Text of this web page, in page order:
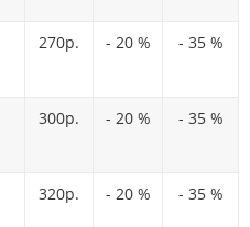
270р. - 20 % - 35 %
300р. - 20 % - 35 %
320р. - 20 % - 35 %